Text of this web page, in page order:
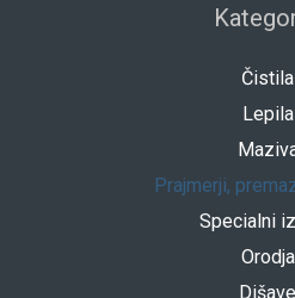
Čistila
Lepila
Prajmerji,
Specialni
Orodja
Dišave